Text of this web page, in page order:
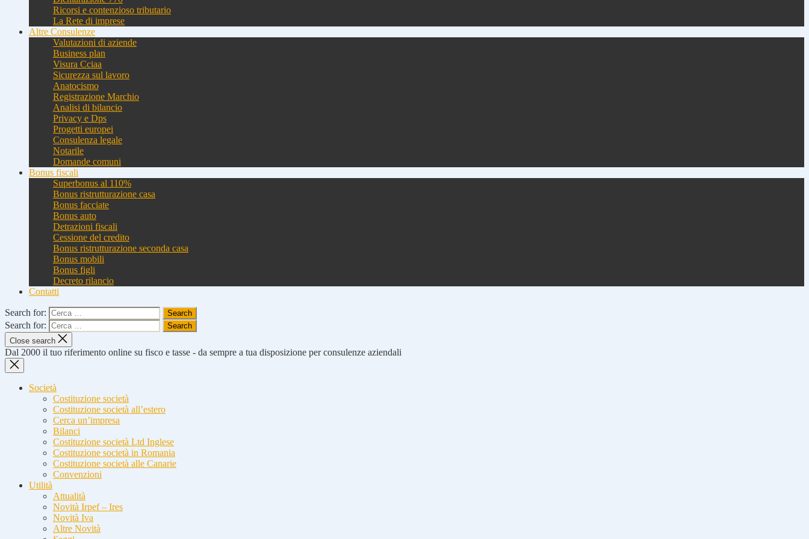
Ricorsi e contenzioso tributario
La Rete di imprese
Altre Consulenze
Valutazioni di aziende
Business plan
Visura Cciaa
Sicurezza sul lavoro
Anatocismo
Registrazione Marchio
Analisi di bilancio
Privacy e Dps
Progetti europei
Consulenza legale
Notarile
Domande comuni
Bonus fiscali
Superbonus al 110%
Bonus ristrutturazione casa
Bonus facciate
Bonus auto
Detrazioni fiscali
Cessione del credito
Bonus ristrutturazione seconda casa
Bonus mobili
Bonus figli
Decreto rilancio
Contatti
Search for:
Search for:
Close search
Dal 2000 il tuo riferimento online su fisco e tasse - da sempre a tua disposizione per consulenze aziendali
Società
Costituzione società
Costituzione società all’estero
Cerca un’impresa
Bilanci
Costituzione società Ltd Inglese
Costituzione società in Romania
Costituzione società alle Canarie
Convenzioni
Utilità
Attualità
Novità Irpef – Ires
Novità Iva
Altre Novità